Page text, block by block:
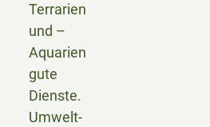
Terrarien
und –
Aquarien
gute
Dienste.
Umwelt-